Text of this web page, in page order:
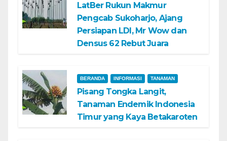
LatBer Rukun Makmur
Pengcab Sukoharjo, Ajang
Persiapan LDI, Mr Wow dan
Densus 62 Rebut Juara
BERANDA INFORMASI TANAMAN
Pisang Tongka Langit,
Tanaman Endemik Indonesia
Timur yang Kaya Betakaroten